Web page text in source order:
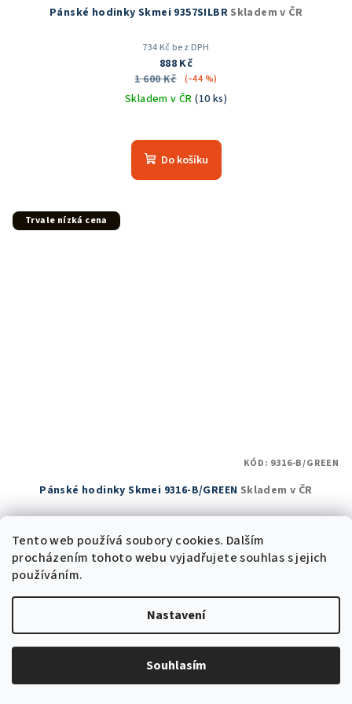
Tento web používá soubory cookies. Dalším
procházením tohoto webu vyjadřujete souhlas s jejich
používáním.
Nastavení
Souhlasím
Pánské hodinky Skmei 9357SILBR Skladem v ČR
734 Kč bez DPH
888 Kč
1 600 Kč
(–44 %)
Skladem v ČR(10 ks)
hodnocení
produktu
Do košíku
Trvale nízká cena
Pánské hodinky Skmei 9316-B/GREEN Skladem v ČR
788 Kč
1 600 Kč (–50 %)
Do košíku
KÓD: 9316-B/GREEN